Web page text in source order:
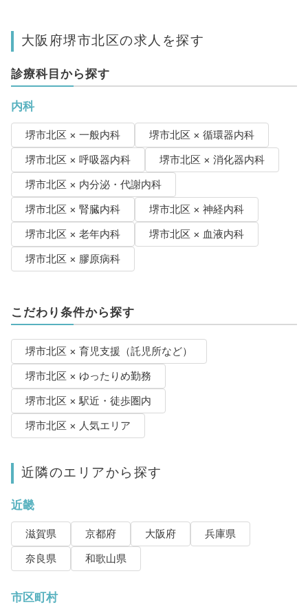
大阪府堺市北区の求人を探す
診療科目から探す
内科
堺市北区 × 一般内科
堺市北区 × 循環器内科
堺市北区 × 呼吸器内科
堺市北区 × 消化器内科
堺市北区 × 内分泌・代謝内科
堺市北区 × 腎臓内科
堺市北区 × 神経内科
堺市北区 × 老年内科
堺市北区 × 血液内科
堺市北区 × 膠原病科
こだわり条件から探す
堺市北区 × 育児支援（託児所など）
堺市北区 × ゆったりめ勤務
堺市北区 × 駅近・徒歩圏内
堺市北区 × 人気エリア
近隣のエリアから探す
近畿
滋賀県 京都府 大阪府
兵庫県
奈良県
和歌山県
市区町村